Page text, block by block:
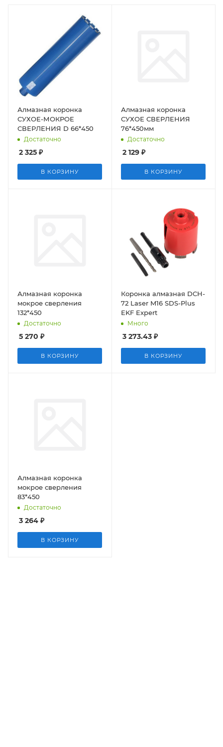
Алмазная коронка
СУХОЕ-МОКРОЕ
СВЕРЛЕНИЯ D 66*450
Достаточно
2 325 ₽
В КОРЗИНУ
Алмазная коронка
СУХОЕ СВЕРЛЕНИЯ
76*450мм
Достаточно
2 129 ₽
В КОРЗИНУ
Алмазная коронка
мокрое сверления
132*450
Достаточно
5 270 ₽
В КОРЗИНУ
Коронка алмазная DCH-
72 Laser M16 SDS-Plus
EKF Expert
Много
3 273.43 ₽
В КОРЗИНУ
Алмазная коронка
мокрое сверления
83*450
Достаточно
3 264 ₽
В КОРЗИНУ